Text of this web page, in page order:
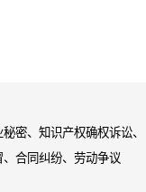
密、知识产权确权诉讼、
合同纠纷、劳动争议